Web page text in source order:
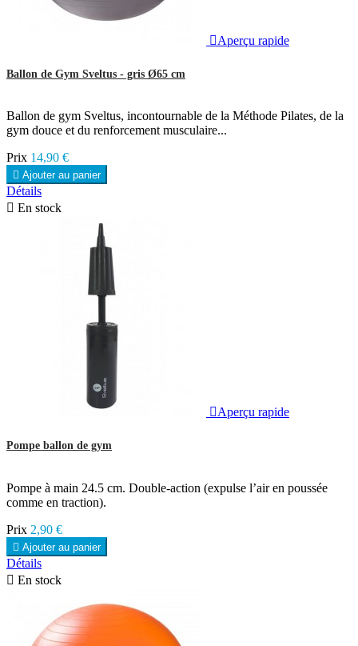
Aperçu rapide
Ballon de Gym Sveltus - gris Ø65 cm
Ballon de gym Sveltus, incontournable de la Méthode Pilates, de la
gym douce et du renforcement musculaire...
Prix 14,90 €
 Ajouter au panier
Détails
 En stock
Aperçu rapide
Pompe ballon de gym
Pompe à main 24.5 cm. Double-action (expulse l’air en poussée
comme en traction).
Prix 2,90 €
 Ajouter au panier
Détails
 En stock